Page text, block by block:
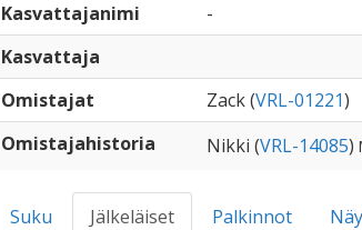
Kasvattajanimi
-
Kasvattaja
Omistajat
Zack (VRL-01221)
Omistajahistoria
Nikki (VRL-14085)
Suku Jälkeläiset Palkinnot